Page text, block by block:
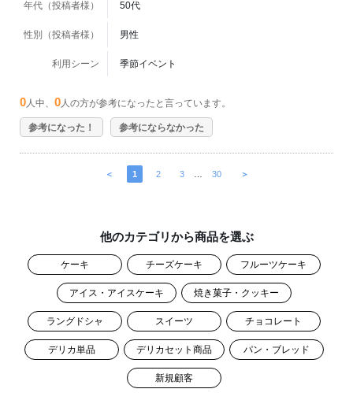
年代（投稿者様） 50代
性別（投稿者様） 男性
利用シーン 季節イベント
0 人中、 0 人の方が参考になったと言っています。
参考になった！ 参考にならなかった
＜ 1 2 3 30 ＞
他のカテゴリから商品を選ぶ
ケーキ チーズケーキ フルーツケーキ
アイス・アイスケーキ 焼き菓子・クッキー
ラングドシャ スイーツ チョコレート
デリカ単品 デリカセット商品 パン・ブレッド
新規顧客